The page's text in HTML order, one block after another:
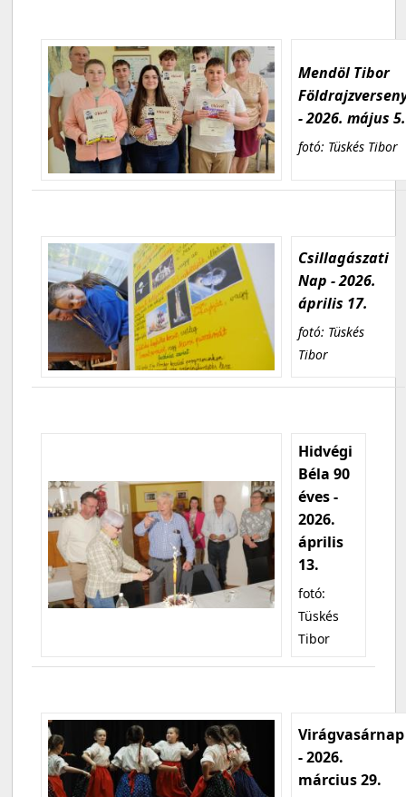
Mendöl Tibor
- 2026. május 5.
fotó: Tüskés Tibor
Csillagászati
Nap - 2026.
április 17.
fotó: Tüskés
Tibor
Hidvégi
Béla 90
éves -
2026.
április
13.
fotó:
Tüskés
Tibor
Virágvasárnap
- 2026.
március 29.